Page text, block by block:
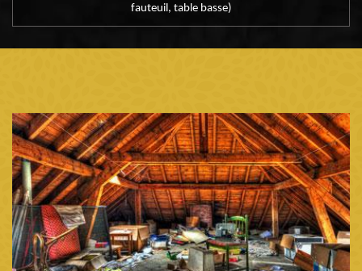
fauteuil, table basse)